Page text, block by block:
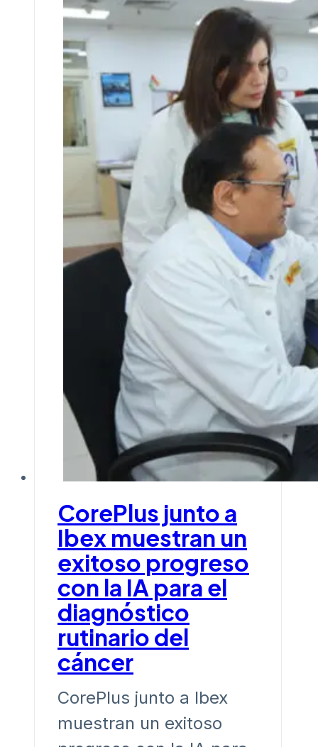
CorePlus junto a
Ibex muestran un
exitoso progreso
con la IA para el
diagnóstico
rutinario del
cáncer
CorePlus junto a Ibex
muestran un exitoso